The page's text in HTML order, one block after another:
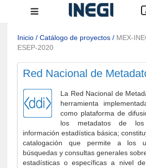
Menú
navegación
Inicio / Catálogo de proyectos / MEX-
ESEP-2020
Red Nacional de
La Red Nacional de
herramienta
como plataforma de
los metadatos de
información estadística básica;
catalogación que permite a los
búsquedas y consultas generales
estadísticas o específicas a nivel